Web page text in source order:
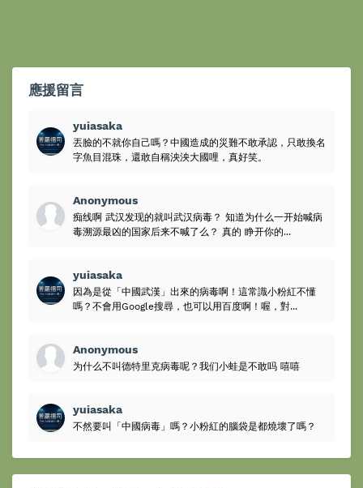
應援留言
yuiasaka
丟臉的不就你自己嗎？中國造成的災難不敢承認，只敢換名
字魚目混珠，還敢自稱泱泱大國哩，真好笑。
Anonymous
痴线啊 武汉发现的就叫武汉病毒？ 知道为什么一开始喊病
毒溯源最凶的国家后来不喊了么？ 真的 睁开你的...
yuiasaka
因為是從「中國武漢」出來的病毒啊！這常識小粉紅不懂
嗎？不會用Google搜尋，也可以用百度啊！喔，對...
Anonymous
为什么不叫德特里克病毒呢？我们小蛙是不敢吗 嘻嘻
yuiasaka
不然要叫「中國病毒」嗎？小粉紅的腦袋是都燒壞了嗎？